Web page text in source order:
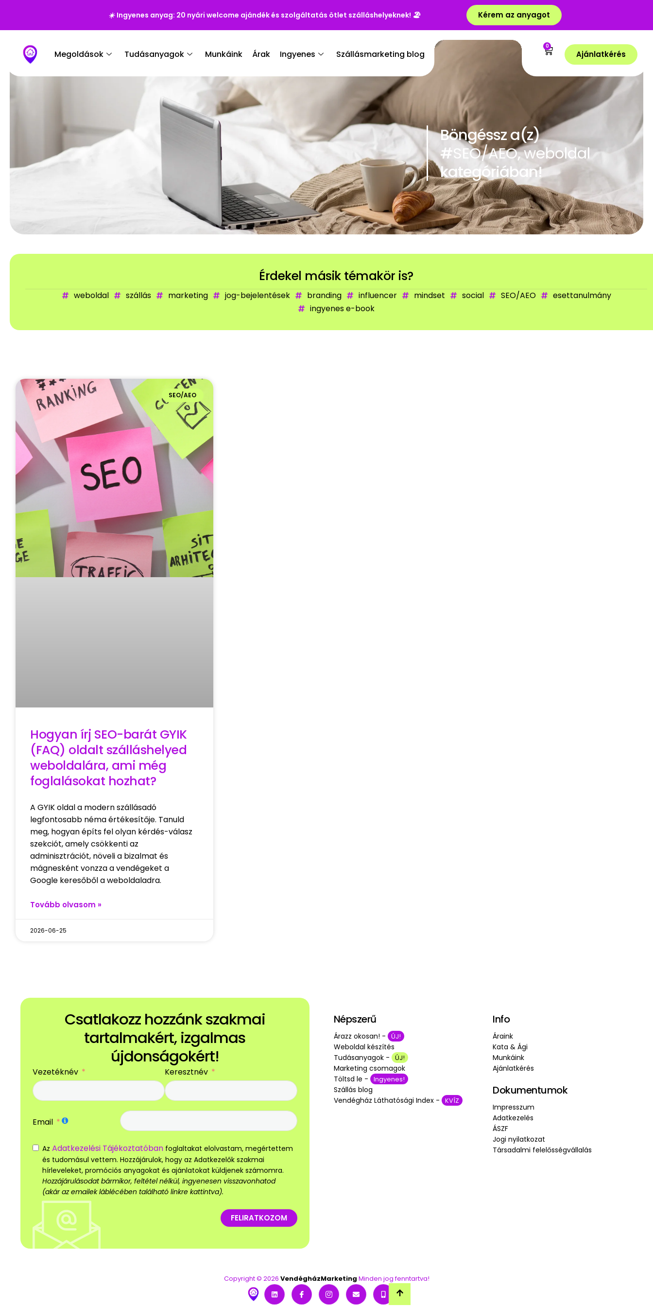
☀️ Ingyenes anyag: 20 nyári welcome ajándék és szolgáltatás ötlet szálláshelyeknek! 🏖️ Kérem az anyagot
Megoldások Tudásanyagok Munkáink Árak Ingyenes Szállásmarketing blog
0
Ajánlatkérés
Böngéssz a(z)
#SEO/AEO,weboldal
kategóriában!
Érdekel másik témakör is?
weboldal szállás marketing jog-bejelentések branding influencer mindset social SEO/AEO
esettanulmány
ingyenes e-book
SEO/AEO
Hogyan írj SEO-barát GYIK
(FAQ) oldalt szálláshelyed
weboldalára, ami még
foglalásokat hozhat?
A GYIK oldal a modern szállásadó
legfontosabb néma értékesítője. Tanuld
meg, hogyan építs fel olyan kérdés-válasz
szekciót, amely csökkenti az
adminisztrációt, növeli a bizalmat és
mágnesként vonzza a vendégeket a
Google keresőből a weboldaladra.
Tovább olvasom »
2026-06-25
Csatlakozz hozzánk szakmai
tartalmakért, izgalmas
újdonságokért!
Vezetéknév Keresztnév
Email
Az Adatkezelési Tájékoztatóban foglaltakat elolvastam, megértettem
és tudomásul vettem. Hozzájárulok, hogy az Adatkezelők szakmai
hírleveleket, promóciós anyagokat és ajánlatokat küldjenek számomra.
Hozzájárulásodat bármikor, feltétel nélkül, ingyenesen visszavonhatod
(akár az emailek láblécében található linkre kattintva).
FELIRATKOZOM
Népszerű
Árazz okosan! - ÚJ!
Weboldal készítés
Tudásanyagok -
ÚJ!
Marketing csomagok
Töltsd le -
Ingyenes!
Szállás blog
Vendégház Láthatósági Index -
KVÍZ
Info
Áraink
Kata & Ági
Munkáink
Ajánlatkérés
Dokumentumok
Impresszum
Adatkezelés
ÁSZF
Jogi nyilatkozat
Társadalmi felelősségvállalás
Copyright © 2026 VendégházMarketing Minden jog fenntartva!